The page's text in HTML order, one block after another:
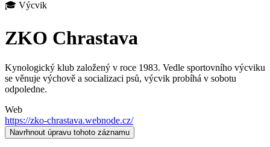
🎓 Výcvik
ZKO Chrastava
Kynologický klub založený v roce 1983. Vedle sportovního výcviku
se věnuje výchově a socializaci psů, výcvik probíhá v sobotu
odpoledne.
Web
https://zko-chrastava.webnode.cz/
Navrhnout úpravu tohoto záznamu